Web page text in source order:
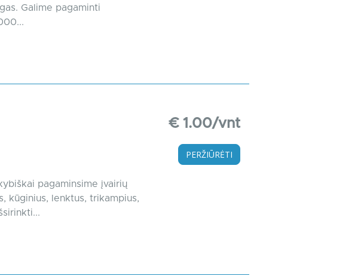
Galime pagaminti
pagaminsime įvairių
kūginius, lenktus, trikampius,
€ 1.00/vnt
PERŽIŪRĖTI